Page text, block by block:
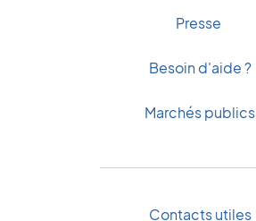
Presse
Besoin d'aide ?
Marchés publics
Contacts utiles